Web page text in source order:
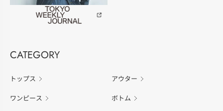
CATEGORY
トップス アウター
ワンピース ボトム